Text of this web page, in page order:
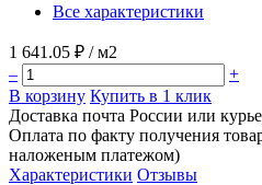
Все характеристики
1 641.05 ₽ / м2
–
+
В корзину Купить в 1 клик
Доставка почта России или
Оплата по факту получения
наложеным платежом)
Характеристики Отзывы